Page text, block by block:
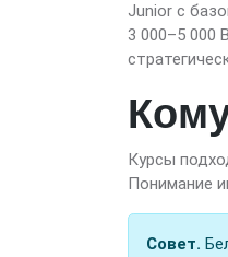
Junior с
3 000–5 000
Курсы
Понимание
Совет.